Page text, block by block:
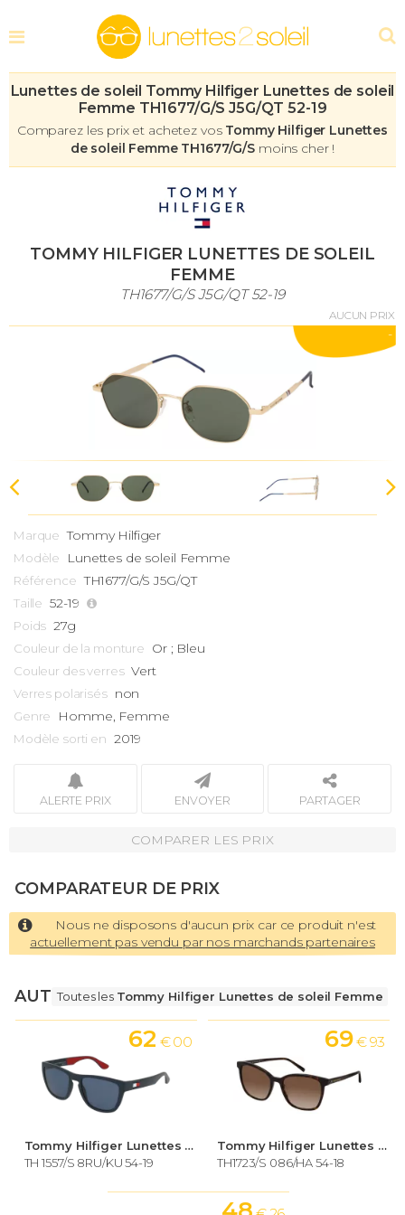
Lunettes de soleil Tommy Hilfiger Lunettes de soleil
Femme TH1677/G/S J5G/QT 52-19
Comparez les prix et achetez vos Tommy Hilfiger Lunettes
de soleil Femme TH1677/G/S moins cher !
TOMMY HILFIGER LUNETTES DE SOLEIL
FEMME
TH1677/G/S J5G/QT 52-19
AUCUN PRIX
-
Marque Tommy Hilfiger
Modèle Lunettes de soleil Femme
Référence TH1677/G/S J5G/QT
Taille 52-19
Poids 27g
Couleur de la monture Or ; Bleu
Couleur des verres Vert
Verres polarisés non
Genre Homme, Femme
Modèle sorti en 2019
ALERTE PRIX ENVOYER PARTAGER
COMPARER LES PRIX
COMPARATEUR DE PRIX
Nous ne disposons d'aucun prix car ce produit n'est
actuellement pas vendu par nos marchands partenaires
AUTRES LUNETTES
Toutes les Tommy Hilfiger Lunettes de soleil Femme
Tommy Hilfiger Lunettes de soleil Femme
TH 1557/S 8RU/KU 54-19
62 € 00
Tommy Hilfiger Lunettes de soleil Femme
TH1723/S 086/HA 54-18
69 € 93